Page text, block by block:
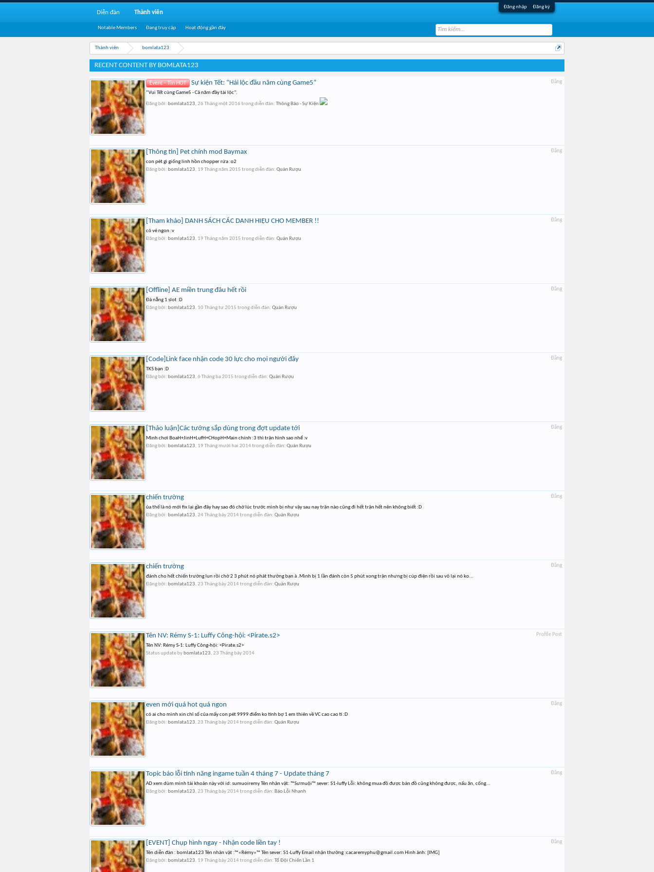
Đăng nhập Đăng ký
Thành viên bomlata123
RECENT CONTENT BY BOMLATA123
Đăng
Event - Tin HOT Sự kiện Tết: “Hái lộc đầu năm cùng Game5”
“Vui Tết cùng Game5 - Cả năm đầy tài lộc”.
Đăng bởi: bomlata123, 26 Tháng một 2016 trong diễn đàn: Thông Báo - Sự Kiện
Đăng
[Thông tin] Pet chính mod Baymax
con pét gì giống linh hồn chopper rứa :o2
Đăng bởi: bomlata123, 19 Tháng năm 2015 trong diễn đàn: Quán Rượu
Đăng
[Tham khảo] DANH SÁCH CÁC DANH HIỆU CHO MEMBER !!
có vẻ ngon :v
Đăng bởi: bomlata123, 19 Tháng năm 2015 trong diễn đàn: Quán Rượu
Đăng
[Offline] AE miền trung đâu hết rồi
Đà nẵng 1 slot :D
Đăng bởi: bomlata123, 10 Tháng tư 2015 trong diễn đàn: Quán Rượu
Đăng
[Code]Link face nhận code 30 lực cho mọi người đây
TKS bạn :D
Đăng bởi: bomlata123, 6 Tháng ba 2015 trong diễn đàn: Quán Rượu
Đăng
[Thảo luận]Các tướng sắp dùng trong đợt update tới
Mình chơi BoaH+JinH+LufH+CHopH+Main chính :3 thì trận hình sao nhể :v
Đăng bởi: bomlata123, 19 Tháng mười hai 2014trong diễn đàn: Quán Rượu
Đăng
chiến trường
ủa thế là nó mới fix lại gần đây hay sao đó chớ lúc trước mình bị như vậy sau nay trận nào cũng đi hết trận hết nên không biết :D
Đăng bởi: bomlata123, 24 Tháng bảy 2014trong diễn đàn: Quán Rượu
Đăng
chiến trường
đánh cho hết chiến trường lun rồi chờ 2 3 phút nó phát thưởng bạn à .Mình bị 1 lần đánh còn 5 phút xong trận nhưng bị cúp điện rồi sau vô lại nó ko...
Đăng bởi: bomlata123, 23 Tháng bảy 2014trong diễn đàn: Quán Rượu
Profile Post
Tên NV: Rémy S-1: Luffy Công-hội: <Pirate.s2>
Tên NV: Rémy S-1: Luffy Công-hội: <Pirate.s2>
Status update by bomlata123, 23 Tháng bảy 2014
Đăng
even mới quá hot quá ngon
có ai cho mình xin chỉ số của mấy con pét 9999 điểm ko tính bợ 1 em thiên về VC cao cao tí :D
Đăng bởi: bomlata123, 23 Tháng bảy 2014trong diễn đàn: Quán Rượu
Đăng
Topic báo lỗi tính năng ingame tuần 4 tháng 7 - Update tháng 7
AD xem dùm mình tài khoản này với id: sumuoiremy Tên nhân vật: ™Sưmuội™ sever: S1-luffy Lỗi: không mua đồ được bán đồ cũng không được, nấu ăn, cống...
Đăng bởi: bomlata123, 23 Tháng bảy 2014trong diễn đàn: Báo Lỗi Nhanh
Đăng
[EVENT] Chụp hình ngay - Nhận code liền tay !
Tên diễn đàn : bomlata123 Tên nhân vật :™«Rémy»™ Tên sever: S1-Luffy Email nhận thưởng :cacaremyphu@gmail.com Hình ảnh: [IMG]
Đăng bởi: bomlata123, 19 Tháng bảy 2014trong diễn đàn: Tổ Đội Chiến Lần 1
Diễn đàn Thành viên
Notable Members Đang truy cập Hoạt động gần đây